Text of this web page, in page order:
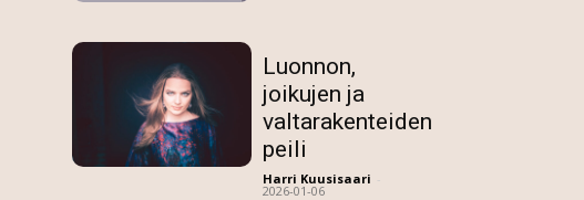
Luonnon,
joikujen ja
valtarakenteiden
peili
Harri Kuusisaari -
2026-01-06